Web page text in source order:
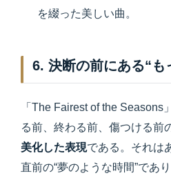
を綴った美しい曲。
6. 決断の前にある“も
「The Fairest of the
る前、終わる前、傷つける前
美化した表現である。それは
直前の“夢のような時間”であ